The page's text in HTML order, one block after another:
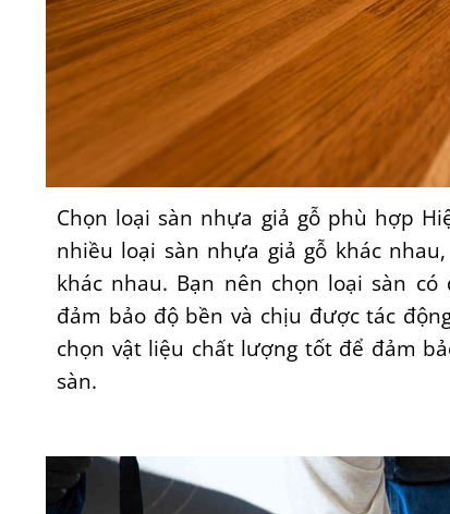
Chọn loại sàn nhựa giả gỗ phù hợp
nhiều loại sàn nhựa giả gỗ khác
khác nhau. Bạn nên chọn loại sàn
đảm bảo độ bền và chịu được tác
chọn vật liệu chất lượng tốt để đảm
sàn.